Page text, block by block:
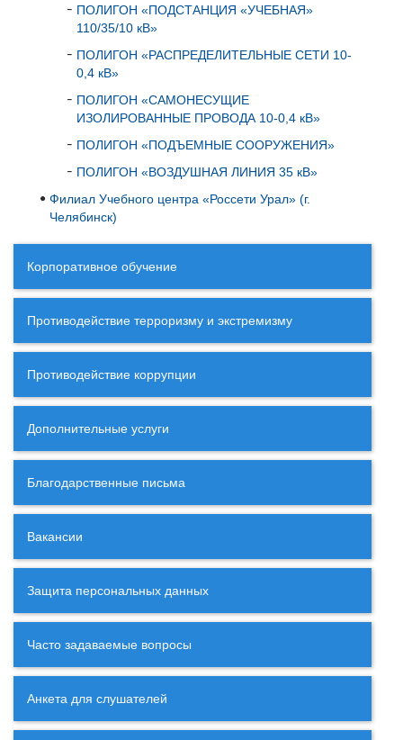
ПОЛИГОН «ПОДСТАНЦИЯ «УЧЕБНАЯ»
110/35/10 кВ»
ПОЛИГОН «РАСПРЕДЕЛИТЕЛЬНЫЕ СЕТИ 10-
0,4 кВ»
ПОЛИГОН «САМОНЕСУЩИЕ
ИЗОЛИРОВАННЫЕ ПРОВОДА 10-0,4 кВ»
ПОЛИГОН «ПОДЪЕМНЫЕ СООРУЖЕНИЯ»
ПОЛИГОН «ВОЗДУШНАЯ ЛИНИЯ 35 кВ»
Филиал Учебного центра «Россети Урал» (г.
Челябинск)
Корпоративное обучение
Противодействие терроризму и экстремизму
Противодействие коррупции
Дополнительные услуги
Благодарственные письма
Вакансии
Защита персональных данных
Часто задаваемые вопросы
Анкета для слушателей